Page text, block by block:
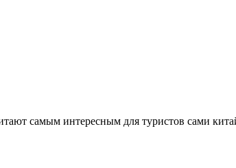
самым интересным для туристов сами